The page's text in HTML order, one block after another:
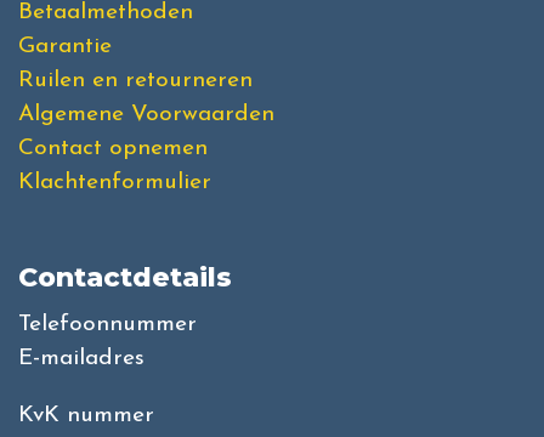
Betaalmethoden
Garantie
Ruilen en retourneren
Algemene Voorwaarden
Contact opnemen
Klachtenformulier
Contactdetails
Telefoonnummer
E-mailadres
KvK nummer